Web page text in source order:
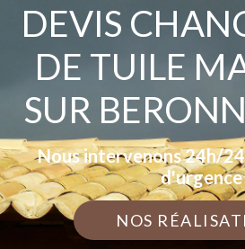
DEVIS
DE TUILE
SUR
Nous intervenons 24h/
d'urgence
NOS